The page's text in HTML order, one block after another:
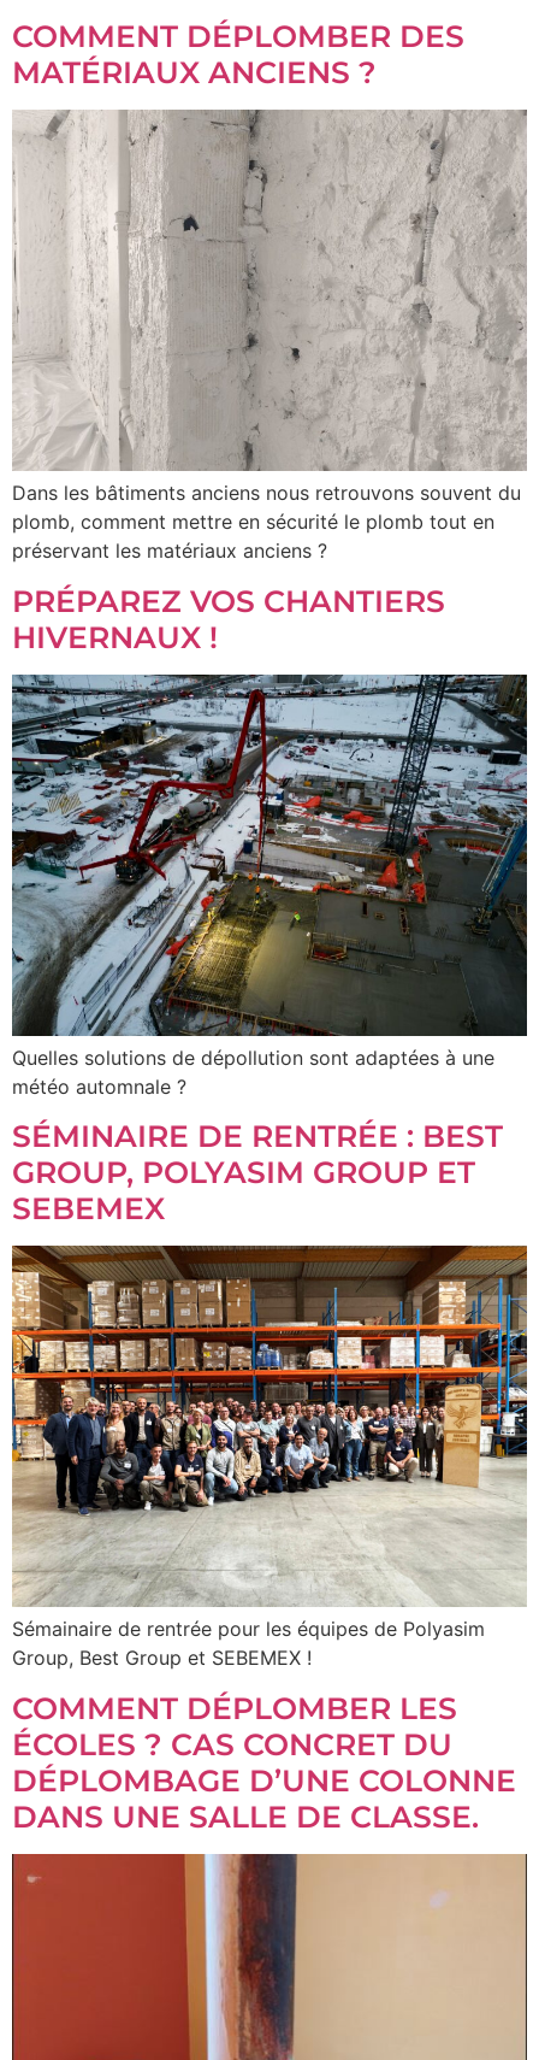
COMMENT DÉPLOMBER DES
MATÉRIAUX ANCIENS ?
Dans les bâtiments anciens nous retrouvons souvent du
plomb, comment mettre en sécurité le plomb tout en
préservant les matériaux anciens ?
PRÉPAREZ VOS CHANTIERS
HIVERNAUX !
Quelles solutions de dépollution sont adaptées à une
météo automnale ?
SÉMINAIRE DE RENTRÉE : BEST
GROUP, POLYASIM GROUP ET
SEBEMEX
Sémainaire de rentrée pour les équipes de Polyasim
Group, Best Group et SEBEMEX !
COMMENT DÉPLOMBER LES
ÉCOLES ? CAS CONCRET DU
DÉPLOMBAGE D’UNE COLONNE
DANS UNE SALLE DE CLASSE.